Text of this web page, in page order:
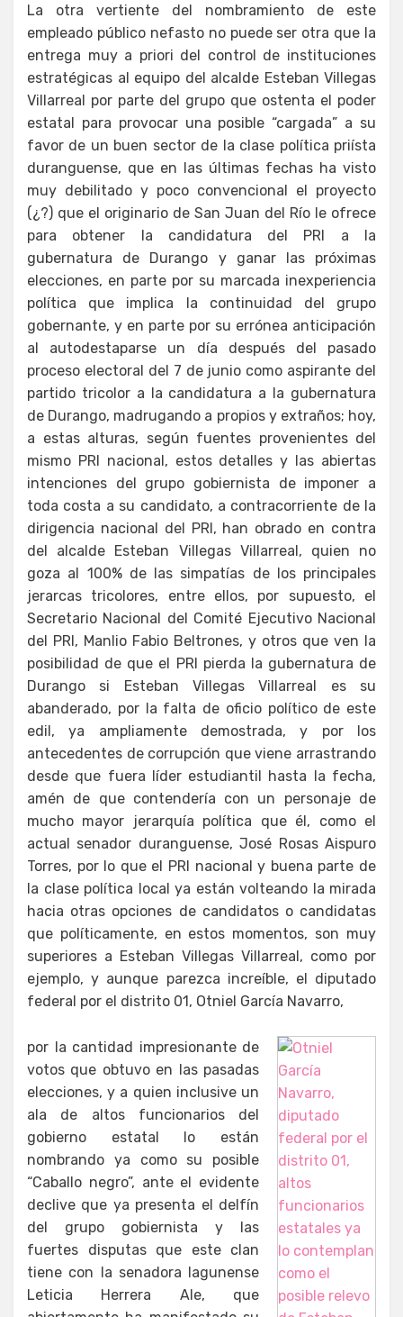
La otra vertiente del nombramiento de este
empleado público nefasto no puede ser otra que la
entrega muy a priori del control de instituciones
estratégicas al equipo del alcalde Esteban Villegas
Villarreal por parte del grupo que ostenta el poder
estatal para provocar una posible “cargada” a su
favor de un buen sector de la clase política priísta
duranguense, que en las últimas fechas ha visto
muy debilitado y poco convencional el proyecto
(¿?) que el originario de San Juan del Río le ofrece
para obtener la candidatura del PRI a la
gubernatura de Durango y ganar las próximas
elecciones, en parte por su marcada inexperiencia
política que implica la continuidad del grupo
gobernante, y en parte por su errónea anticipación
al autodestaparse un día después del pasado
proceso electoral del 7 de junio como aspirante del
partido tricolor a la candidatura a la gubernatura
de Durango, madrugando a propios y extraños; hoy,
a estas alturas, según fuentes provenientes del
mismo PRI nacional, estos detalles y las abiertas
intenciones del grupo gobiernista de imponer a
toda costa a su candidato, a contracorriente de la
dirigencia nacional del PRI, han obrado en contra
del alcalde Esteban Villegas Villarreal, quien no
goza al 100% de las simpatías de los principales
jerarcas tricolores, entre ellos, por supuesto, el
Secretario Nacional del Comité Ejecutivo Nacional
del PRI, Manlio Fabio Beltrones, y otros que ven la
posibilidad de que el PRI pierda la gubernatura de
Durango si Esteban Villegas Villarreal es su
abanderado, por la falta de oficio político de este
edil, ya ampliamente demostrada, y por los
antecedentes de corrupción que viene arrastrando
desde que fuera líder estudiantil hasta la fecha,
amén de que contendería con un personaje de
mucho mayor jerarquía política que él, como el
actual senador duranguense, José Rosas Aispuro
Torres, por lo que el PRI nacional y buena parte de
la clase política local ya están volteando la mirada
hacia otras opciones de candidatos o candidatas
que políticamente, en estos momentos, son muy
superiores a Esteban Villegas Villarreal, como por
ejemplo, y aunque parezca increíble, el diputado
federal por el distrito 01, Otniel García Navarro,
por la cantidad impresionante de
votos que obtuvo en las pasadas
elecciones, y a quien inclusive un
ala de altos funcionarios del
gobierno estatal lo están
nombrando ya como su posible
“Caballo negro”, ante el evidente
declive que ya presenta el delfín
del grupo gobiernista y las
fuertes disputas que este clan
tiene con la senadora lagunense
Leticia Herrera Ale, que